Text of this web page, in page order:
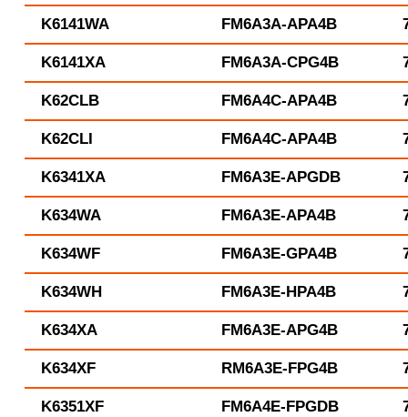
K6141WA FM6A3A-APA4B
K6141XA FM6A3A-CPG4B
K62CLB FM6A4C-APA4B
K62CLI FM6A4C-APA4B
K6341XA FM6A3E-APGDB
K634WA FM6A3E-APA4B
K634WF FM6A3E-GPA4B
K634WH FM6A3E-HPA4B
K634XA FM6A3E-APG4B
K634XF RM6A3E-FPG4B
K6351XF FM6A4E-FPGDB